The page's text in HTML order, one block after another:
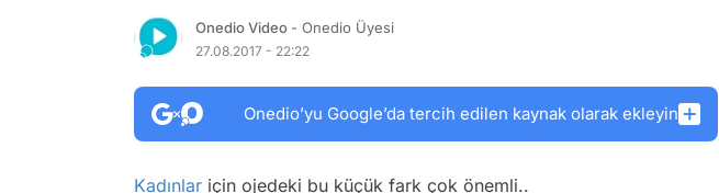
Onedio Video - Onedio Üyesi
27.08.2017 - 22:22
Onedio’yu Google’da tercih edilen kaynak olarak ekleyin
Kadınlar için ojedeki bu küçük fark çok önemli..